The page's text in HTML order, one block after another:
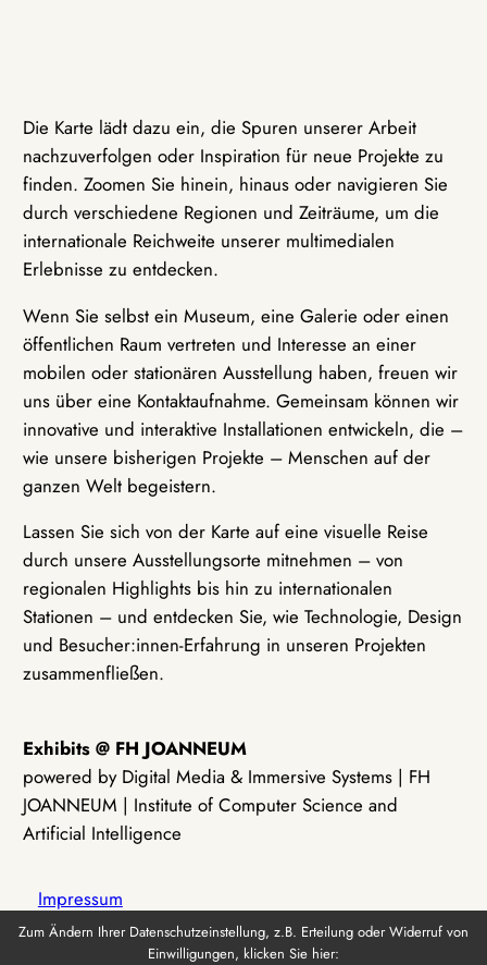
Die Karte lädt dazu ein, die Spuren unserer Arbeit
nachzuverfolgen oder Inspiration für neue Projekte zu
finden. Zoomen Sie hinein, hinaus oder navigieren Sie
durch verschiedene Regionen und Zeiträume, um die
internationale Reichweite unserer multimedialen
Erlebnisse zu entdecken.
Wenn Sie selbst ein Museum, eine Galerie oder einen
öffentlichen Raum vertreten und Interesse an einer
mobilen oder stationären Ausstellung haben, freuen wir
uns über eine Kontaktaufnahme. Gemeinsam können wir
innovative und interaktive Installationen entwickeln, die –
wie unsere bisherigen Projekte – Menschen auf der
ganzen Welt begeistern.
Lassen Sie sich von der Karte auf eine visuelle Reise
durch unsere Ausstellungsorte mitnehmen – von
regionalen Highlights bis hin zu internationalen
Stationen – und entdecken Sie, wie Technologie, Design
und Besucher:innen-Erfahrung in unseren Projekten
zusammenfließen.
Exhibits @ FH JOANNEUM
powered by Digital Media & Immersive Systems | FH
JOANNEUM | Institute of Computer Science and
Artificial Intelligence
Impressum
Zum Ändern Ihrer Datenschutzeinstellung, z.B. Erteilung oder Widerruf von
Einwilligungen, klicken Sie hier: